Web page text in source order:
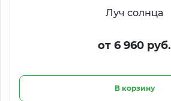
Луч солнца
от 6 960 руб.
В корзину